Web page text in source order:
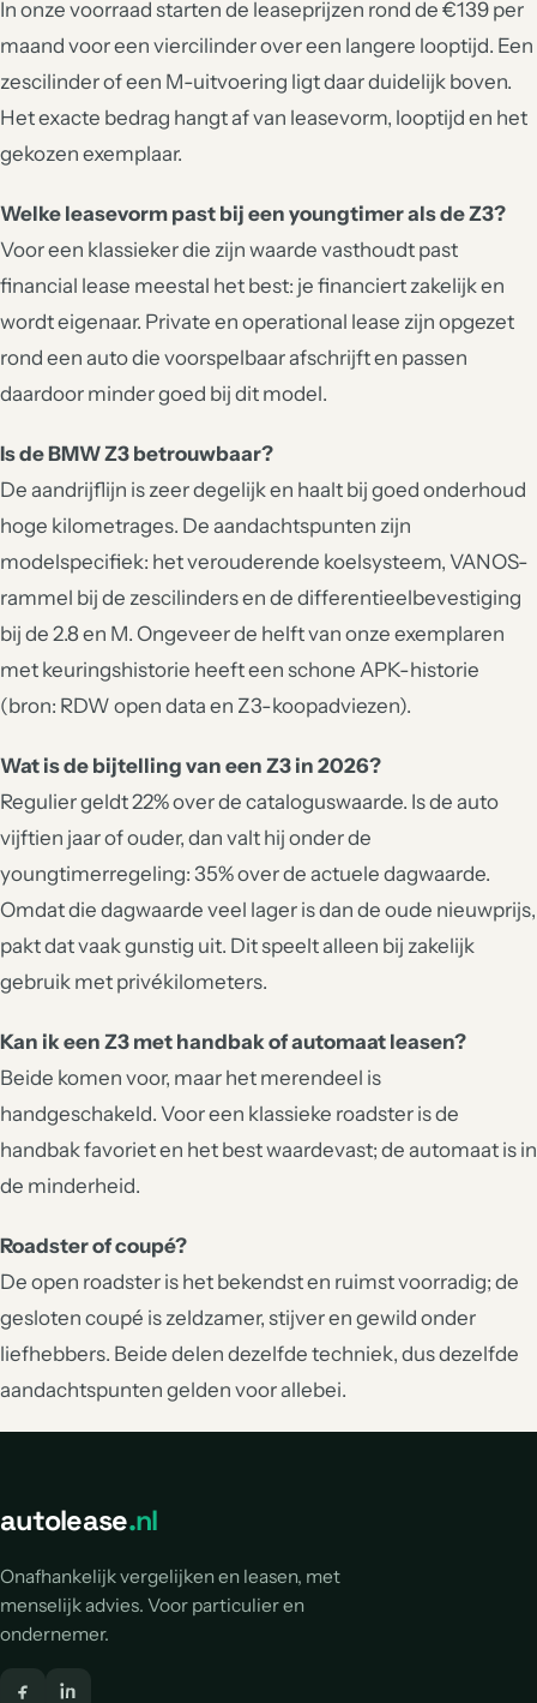
In onze voorraad starten de leaseprijzen rond de €139 per
maand voor een viercilinder over een langere looptijd. Een
zescilinder of een M-uitvoering ligt daar duidelijk boven.
Het exacte bedrag hangt af van leasevorm, looptijd en het
gekozen exemplaar.
Welke leasevorm past bij een youngtimer als de Z3?
Voor een klassieker die zijn waarde vasthoudt past
financial lease meestal het best: je financiert zakelijk en
wordt eigenaar. Private en operational lease zijn opgezet
rond een auto die voorspelbaar afschrijft en passen
daardoor minder goed bij dit model.
Is de BMW Z3 betrouwbaar?
De aandrijflijn is zeer degelijk en haalt bij goed onderhoud
hoge kilometrages. De aandachtspunten zijn
modelspecifiek: het verouderende koelsysteem, VANOS-
rammel bij de zescilinders en de differentieelbevestiging
bij de 2.8 en M. Ongeveer de helft van onze exemplaren
met keuringshistorie heeft een schone APK-historie
(bron: RDW open data en Z3-koopadviezen).
Wat is de bijtelling van een Z3 in 2026?
Regulier geldt 22% over de cataloguswaarde. Is de auto
vijftien jaar of ouder, dan valt hij onder de
youngtimerregeling: 35% over de actuele dagwaarde.
Omdat die dagwaarde veel lager is dan de oude nieuwprijs,
pakt dat vaak gunstig uit. Dit speelt alleen bij zakelijk
gebruik met privékilometers.
Kan ik een Z3 met handbak of automaat leasen?
Beide komen voor, maar het merendeel is
handgeschakeld. Voor een klassieke roadster is de
handbak favoriet en het best waardevast; de automaat is in
de minderheid.
Roadster of coupé?
De open roadster is het bekendst en ruimst voorradig; de
gesloten coupé is zeldzamer, stijver en gewild onder
liefhebbers. Beide delen dezelfde techniek, dus dezelfde
aandachtspunten gelden voor allebei.
autolease.nl
Onafhankelijk vergelijken en leasen, met
menselijk advies. Voor particulier en
ondernemer.